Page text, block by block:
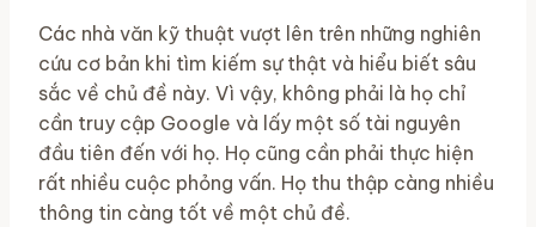
Các nhà văn kỹ thuật vượt lên trên những nghiên
cứu cơ bản khi tìm kiếm sự thật và hiểu biết sâu
sắc về chủ đề này. Vì vậy, không phải là họ chỉ
cần truy cập Google và lấy một số tài nguyên
đầu tiên đến với họ. Họ cũng cần phải thực hiện
rất nhiều cuộc phỏng vấn. Họ thu thập càng nhiều
thông tin càng tốt về một chủ đề.